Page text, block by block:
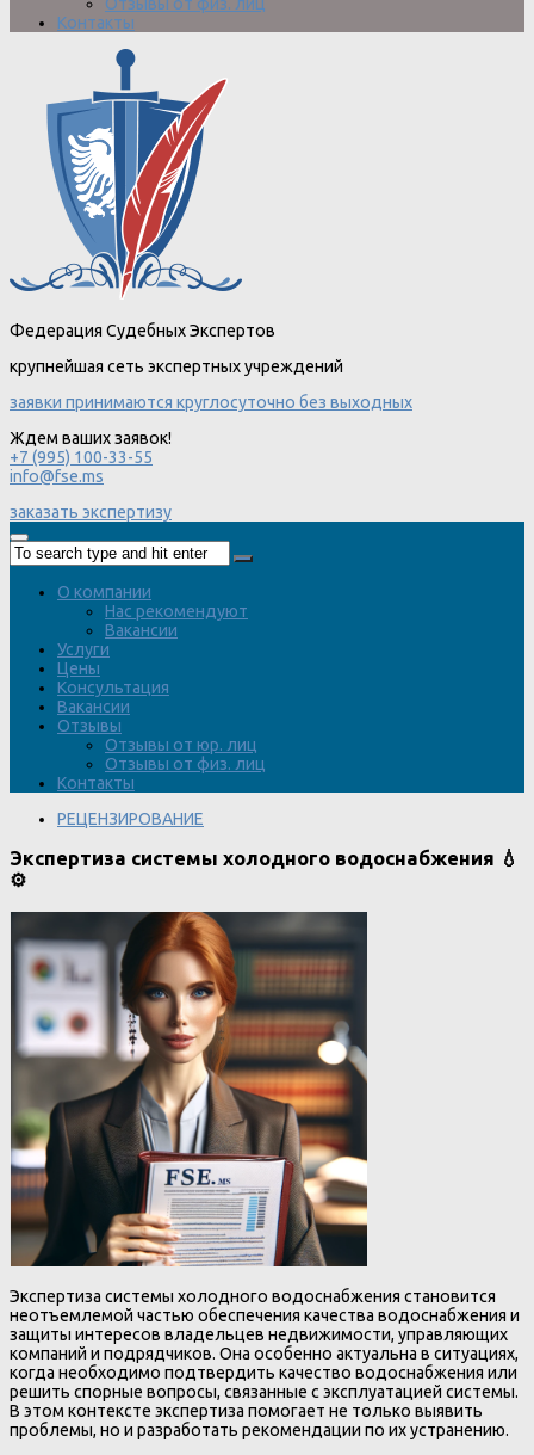
Отзывы от физ. лиц
Контакты
Федерация Судебных Экспертов
крупнейшая сеть экспертных учреждений
заявки принимаются круглосуточно без выходных
Ждем ваших заявок!
+7 (995) 100-33-55
info@fse.ms
заказать экспертизу
О компании
Нас рекомендуют
Вакансии
Услуги
Цены
Консультация
Вакансии
Отзывы
Отзывы от юр. лиц
Отзывы от физ. лиц
Контакты
РЕЦЕНЗИРОВАНИЕ
Экспертиза системы холодного водоснабжения 💧
⚙
Экспертиза системы холодного водоснабжения становится
неотъемлемой частью обеспечения качества водоснабжения и
защиты интересов владельцев недвижимости, управляющих
компаний и подрядчиков. Она особенно актуальна в ситуациях,
когда необходимо подтвердить качество водоснабжения или
решить спорные вопросы, связанные с эксплуатацией системы.
В этом контексте экспертиза помогает не только выявить
проблемы, но и разработать рекомендации по их устранению.